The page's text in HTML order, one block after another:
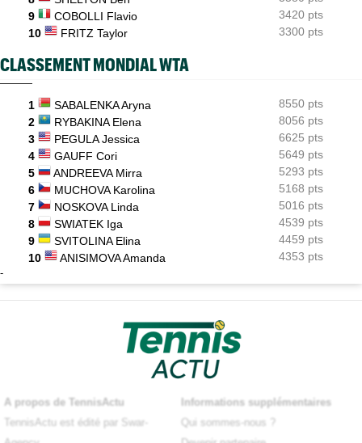
9
COBOLLI Flavio
3420 pts
10
FRITZ Taylor 3300 pts
CLASSEMENT MONDIAL WTA
1 SABALENKA Aryna
8550 pts
2
RYBAKINA Elena
8056 pts
3
PEGULA Jessica
6625 pts
4
GAUFF Cori
5649 pts
5
ANDREEVA Mirra
5293 pts
6
MUCHOVA Karolina
5168 pts
7
NOSKOVA Linda
5016 pts
8
SWIATEK Iga
4539 pts
9
SVITOLINA Elina
4459 pts
10
ANISIMOVA Amanda 4353 pts
-
A propos de TennisActu
TennisActu est édité par Swar-
Informations supplémentaires
Qui sommes-nous ?